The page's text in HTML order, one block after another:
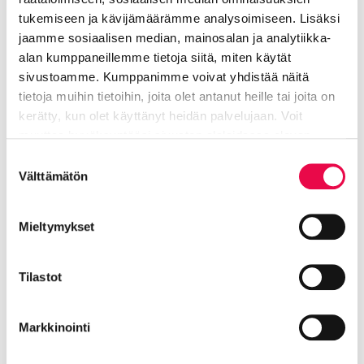
tukemiseen ja kävijämäärämme analysoimiseen. Lisäksi
jaamme sosiaalisen median, mainosalan ja analytiikka-
alan kumppaneillemme tietoja siitä, miten käytät
sivustoamme. Kumppanimme voivat yhdistää näitä
tietoja muihin tietoihin, joita olet antanut heille tai joita on
kerätty, kun olet käyttänyt heidän palvelujaan. Voit
valinta
Välttämätön
Mieltymykset
Tilastot
Markkinointi
Pääsiäispyhät tuovat
poikkeuksia
paikallisliikenteeseen
Perjantaina 3. ja maanantaina 6. huhtikuuta ajetaan
normaalein viikonlopun aikatauluin.
Yhteystiedot
Kulttuurituottaja